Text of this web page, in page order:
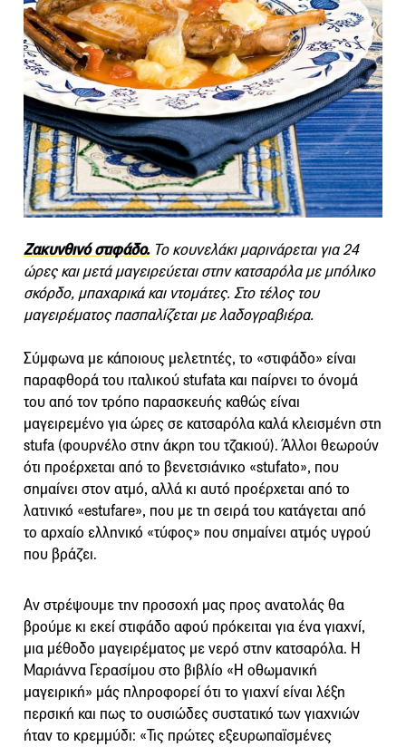
Ζακυνθινό στιφάδο.Το κουνελάκι μαρινάρεται για 24
ώρες και μετά μαγειρεύεται στην κατσαρόλα με μπόλικο
σκόρδο, μπαχαρικά και ντομάτες. Στο τέλος του
μαγειρέματος πασπαλίζεται με λαδογραβιέρα.
Σύμφωνα με κάποιους μελετητές, το «στιφάδο» είναι
παραφθορά του ιταλικού stufata και παίρνει το όνομά
του από τον τρόπο παρασκευής καθώς είναι
μαγειρεμένο για ώρες σε κατσαρόλα καλά κλεισμένη στη
stufa (φουρνέλο στην άκρη του τζακιού). Άλλοι θεωρούν
ότι προέρχεται από το βενετσιάνικο «stufato», που
σημαίνει στον ατμό, αλλά κι αυτό προέρχεται από το
λατινικό «estufare», που με τη σειρά του κατάγεται από
το αρχαίο ελληνικό «τύφος» που σημαίνει ατμός υγρού
που βράζει.
Αν στρέψουμε την προσοχή μας προς ανατολάς θα
βρούμε κι εκεί στιφάδο αφού πρόκειται για ένα γιαχνί,
μια μέθοδο μαγειρέματος με νερό στην κατσαρόλα. Η
Μαριάννα Γερασίμου στο βιβλίο «Η οθωμανική
μαγειρική» μάς πληροφορεί ότι το γιαχνί είναι λέξη
περσική και πως το ουσιώδες συστατικό των γιαχνιών
ήταν το κρεμμύδι: «Τις πρώτες εξευρωπαϊσμένες